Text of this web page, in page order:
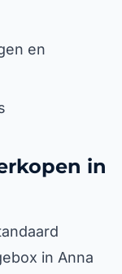
en
in
in Anna